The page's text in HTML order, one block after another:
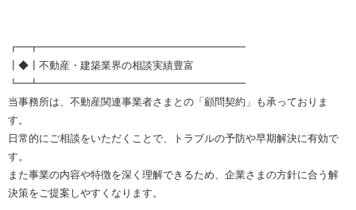
┏━┳━━━━━━━━━━━━━━━━━━━━
┃◆┃不動産・建築業界の相談実績豊富
┗━┻━━━━━━━━━━━━━━━━━━━━
当事務所は、不動産関連事業者さまとの「顧問契約」も承っておりま
す。
日常的にご相談をいただくことで、トラブルの予防や早期解決に有効で
す。
また事業の内容や特徴を深く理解できるため、企業さまの方針に合う解
決策をご提案しやすくなります。